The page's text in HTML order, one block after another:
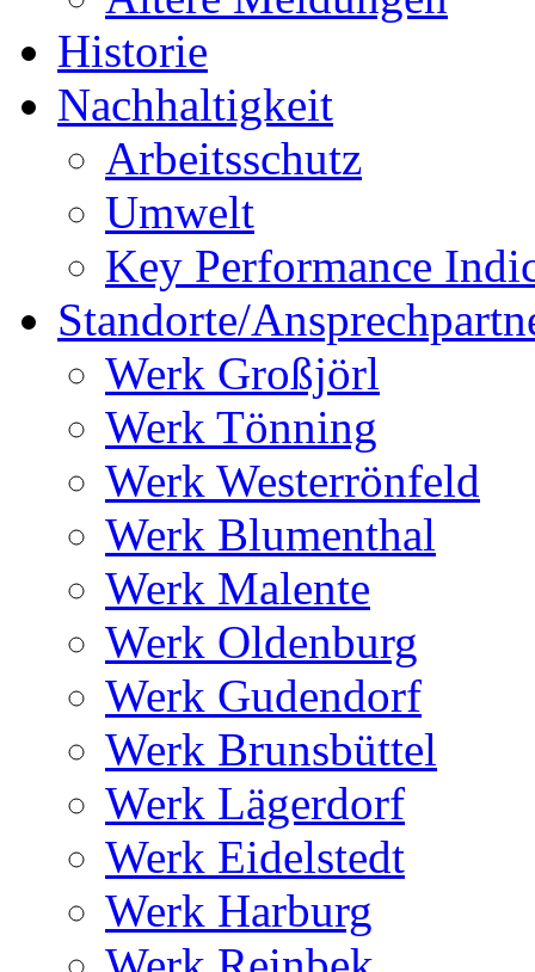
Historie
Nachhaltigkeit
Arbeitsschutz
Umwelt
Key Performance
Standorte/
Werk Großjörl
Werk Tönning
Werk Westerrönfeld
Werk Blumenthal
Werk Malente
Werk Oldenburg
Werk Gudendorf
Werk Brunsbüttel
Werk Lägerdorf
Werk Eidelstedt
Werk Harburg